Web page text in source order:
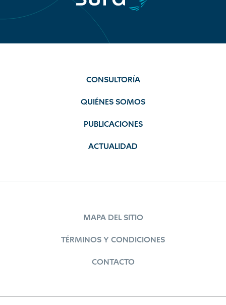
CONSULTORÍA
QUIÉNES SOMOS
PUBLICACIONES
ACTUALIDAD
MAPA DEL SITIO
TÉRMINOS Y CONDICIONES
CONTACTO